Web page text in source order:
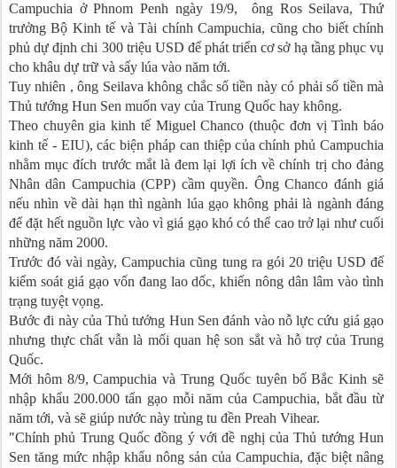
Campuchia ở Phnom Penh ngày 19/9, ông Ros Seilava, Thứ
trưởng Bộ Kinh tế và Tài chính Campuchia, cũng cho biết chính
phủ dự định chi 300 triệu USD để phát triển cơ sở hạ tầng phục vụ
cho khâu dự trữ và sấy lúa vào năm tới.
Tuy nhiên , ông Seilava không chắc số tiền này có phải số tiền mà
Thủ tướng Hun Sen muốn vay của Trung Quốc hay không.
Theo chuyên gia kinh tế Miguel Chanco (thuộc đơn vị Tình báo
kinh tế - EIU), các biện pháp can thiệp của chính phủ Campuchia
nhằm mục đích trước mắt là đem lại lợi ích về chính trị cho đảng
Nhân dân Campuchia (CPP) cầm quyền. Ông Chanco đánh giá
nếu nhìn về dài hạn thì ngành lúa gạo không phải là ngành đáng
để đặt hết nguồn lực vào vì giá gạo khó có thể cao trở lại như cuối
những năm 2000.
Trước đó vài ngày, Campuchia cũng tung ra gói 20 triệu USD để
kiểm soát giá gạo vốn đang lao dốc, khiến nông dân lâm vào tình
trạng tuyệt vọng.
Bước đi này của Thủ tướng Hun Sen đánh vào nỗ lực cứu giá gạo
nhưng thực chất vẫn là mối quan hệ son sắt và hỗ trợ của Trung
Quốc.
Mới hôm 8/9, Campuchia và Trung Quốc tuyên bố Bắc Kinh sẽ
nhập khẩu 200.000 tấn gạo mỗi năm của Campuchia, bắt đầu từ
năm tới, và sẽ giúp nước này trùng tu đền Preah Vihear.
"Chính phủ Trung Quốc đồng ý với đề nghị của Thủ tướng Hun
Sen tăng mức nhập khẩu nông sản của Campuchia, đặc biệt nâng